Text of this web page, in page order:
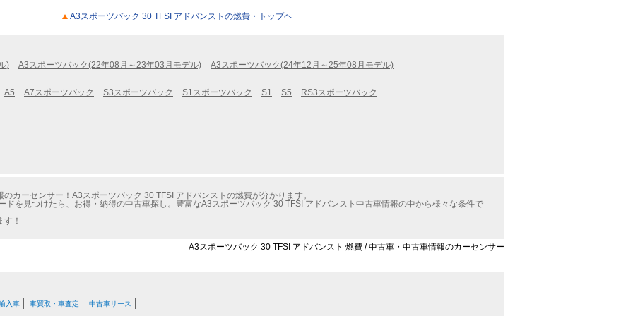
A3スポーツバック 30 TFSI アドバンストの燃費・トップヘ
) A3スポーツバック(22年08月～23年03月モデル) A3スポーツバック(24年12月～25年08月モデル)
A5 A7スポーツバック S3スポーツバック S1スポーツバック S1 S5 RS3スポーツバック
カーセンサー！A3スポーツバック 30 TFSI アドバンストの燃費が分かります。
ドを見つけたら、お得・納得の中古車探し。豊富なA3スポーツバック 30 TFSI アドバンスト中古車情報の中から様々な条件で
！
A3スポーツバック 30 TFSI アドバンスト 燃費 / 中古車・中古車情報のカーセンサー
入車 車買取・車査定 中古車リース